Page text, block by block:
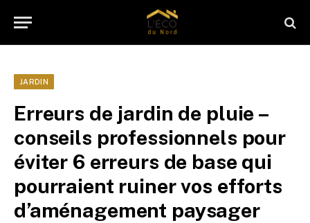
JARDIN
Erreurs de jardin de pluie –
conseils professionnels pour
éviter 6 erreurs de base qui
pourraient ruiner vos efforts
d’aménagement paysager